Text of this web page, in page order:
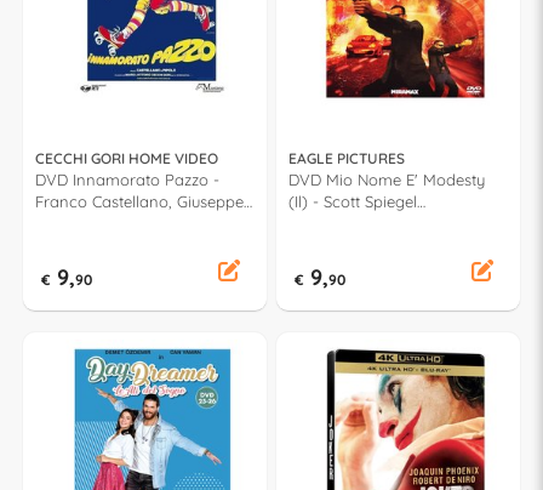
CECCHI GORI HOME VIDEO
DVD Innamorato Pazzo -
Franco Castellano, Giuseppe
€ 9,90
EAGLE PICTURES
DVD Mio Nome E' Modesty
(Il) - Scott Spiegel
€ 9,90